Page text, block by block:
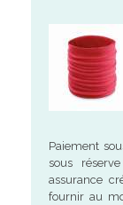
Paiement
sous
assurance
fournir au